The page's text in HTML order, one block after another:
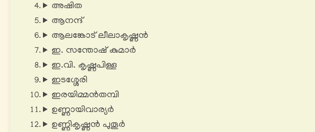
അഷിത
ആനന്ദ്
ആലങ്കോട് ലീലാകൃഷ്ണൻ
ഇ. സന്തോഷ് കുമാർ
ഇ.വി. കൃഷ്ണപിള്ള
ഇടശ്ശേരി
ഇരയിമ്മന്‍തമ്പി
ഉണ്ണായിവാര്യര്‍
ഉണ്ണികൃഷ്ണന്‍ പുതൂര്‍